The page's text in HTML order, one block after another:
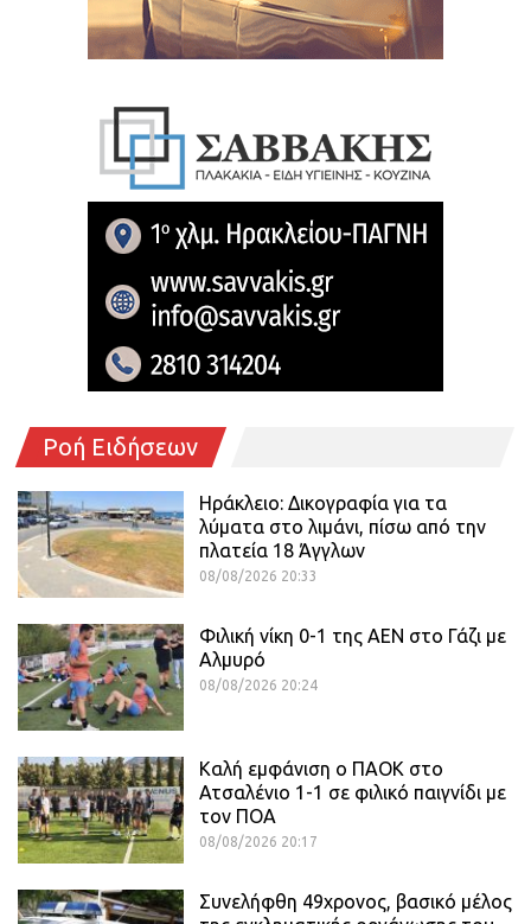
Ροή Ειδήσεων
Ηράκλειο: Δικογραφία για τα
λύματα στο λιμάνι, πίσω από την
πλατεία 18 Άγγλων
08/08/2026 20:33
Φιλική νίκη 0-1 της ΑΕΝ στο Γάζι με
Αλμυρό
08/08/2026 20:24
Καλή εμφάνιση ο ΠΑΟΚ στο
Ατσαλένιο 1-1 σε φιλικό παιγνίδι με
τον ΠΟΑ
08/08/2026 20:17
Συνελήφθη 49χρονος, βασικό μέλος